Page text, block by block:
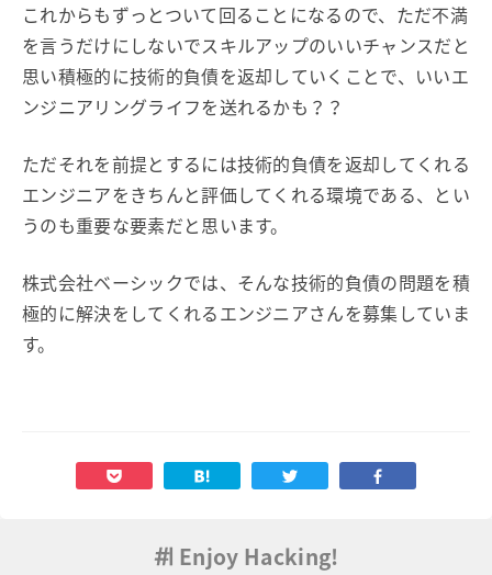
これからもずっとついて回ることになるので、ただ不満
を言うだけにしないでスキルアップのいいチャンスだと
思い積極的に技術的負債を返却していくことで、いいエ
ンジニアリングライフを送れるかも？？
ただそれを前提とするには技術的負債を返却してくれる
エンジニアをきちんと評価してくれる環境である、とい
うのも重要な要素だと思います。
株式会社ベーシックでは、そんな技術的負債の問題を積
極的に解決をしてくれるエンジニアさんを募集していま
す。
Enjoy Hacking!